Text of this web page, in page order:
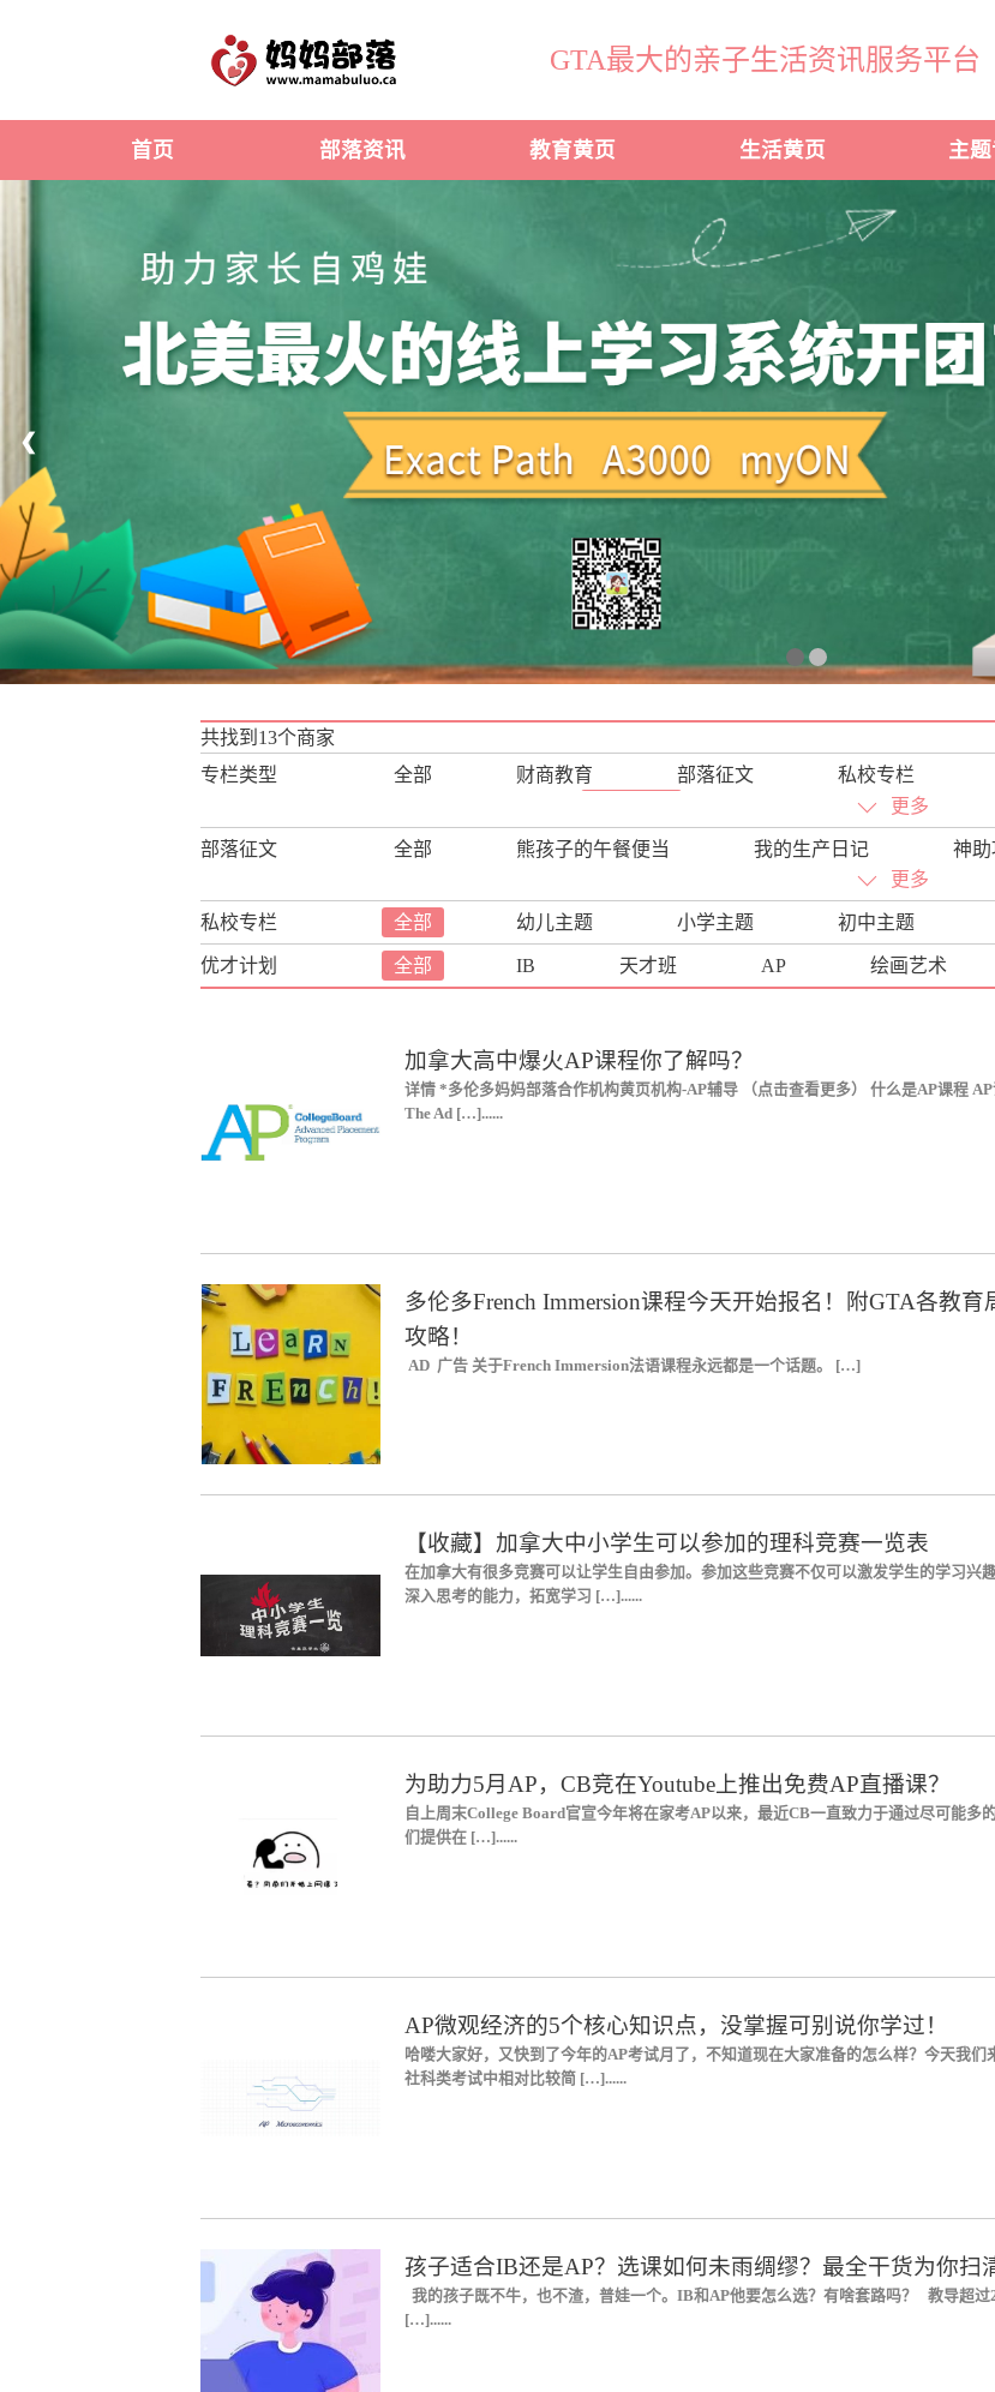
GTA最大的亲子生活资讯服务平台
首页 部落资讯 教育黄页 生活黄页 主
❮
共找到13个商家
专栏类型
全部 财商教育 部落征文 私校专栏
仙妈陪读驿站
竞赛专题
网校专栏
更多
部落征文 全部 熊孩子的午餐便当 我的生产日记
神助
更多
私校专栏 全部 幼儿主题 小学主题 初中主题
优才计划 全部 IB 天才班 AP 绘画艺术
加拿大高中爆火AP课程你了解吗？
详情 *多伦多妈妈部落合作机构黄页机构-AP辅导 （点击查看更多） 什么是AP课程
The Ad […]......
多伦多French Immersion课程今天开始报名！附GTA各教育
攻略！
AD 广告 关于French Immersion法语课程永远都是一个话题。 […]
【收藏】加拿大中小学生可以参加的理科竞赛一览表
在加拿大有很多竞赛可以让学生自由参加。参加这些竞赛不仅可以激发学生的学习兴
深入思考的能力，拓宽学习 […]......
为助力5月AP，CB竞在Youtube上推出免费AP直播课？
自上周末College Board官宣今年将在家考AP以来，最近CB一直致力于通过尽可能多
们提供在 […]......
AP微观经济的5个核心知识点，没掌握可别说你学过！
哈喽大家好，又快到了今年的AP考试月了，不知道现在大家准备的怎么样？今天我们
社科类考试中相对比较简 […]......
孩子适合IB还是AP？选课如何未雨绸缪？最全干货为你扫
我的孩子既不牛，也不渣，普娃一个。IB和AP他要怎么选？有啥套路吗？ 教导超过
[…]......